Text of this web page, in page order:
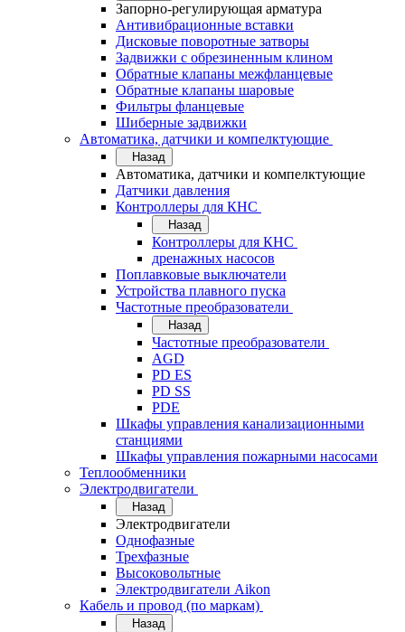
Запорно-регулирующая арматура
Антивибрационные вставки
Дисковые поворотные затворы
Задвижки с обрезиненным клином
Обратные клапаны межфланцевые
Обратные клапаны шаровые
Фильтры фланцевые
Шиберные задвижки
Автоматика, датчики и компелктующие
Назад
Автоматика, датчики и компелктующие
Датчики давления
Контроллеры для КНС
Назад
Контроллеры для КНС
дренажных насосов
Поплавковые выключатели
Устройства плавного пуска
Частотные преобразователи
Назад
Частотные преобразователи
AGD
PD ES
PD SS
PDE
Шкафы управления канализационными
станциями
Шкафы управления пожарными насосами
Теплообменники
Электродвигатели
Назад
Электродвигатели
Однофазные
Трехфазные
Высоковольтные
Электродвигатели Aikon
Кабель и провод (по маркам)
Назад